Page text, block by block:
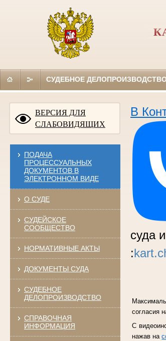
СУДЕБНОЕ
ВЕРСИЯ ДЛЯ
СЛАБОВИДЯЩИХ
ПОДАЧА
ПРОЦЕССУАЛЬНЫХ
ДОКУМЕНТОВ В
ЭЛЕКТРОННОМ ВИДЕ
О СУДЕ
СУДЕЙСКОЕ
СООБЩЕСТВО
НОРМАТИВНЫЕ АКТЫ
ДОКУМЕНТЫ СУДА
СУДЕБНОЕ
ДЕЛОПРОИЗВОДСТВО
СПРАВОЧНАЯ
ИНФОРМАЦИЯ
В
суда
:
согласия
С
нажав на